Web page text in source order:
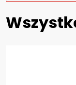
Zajęcia